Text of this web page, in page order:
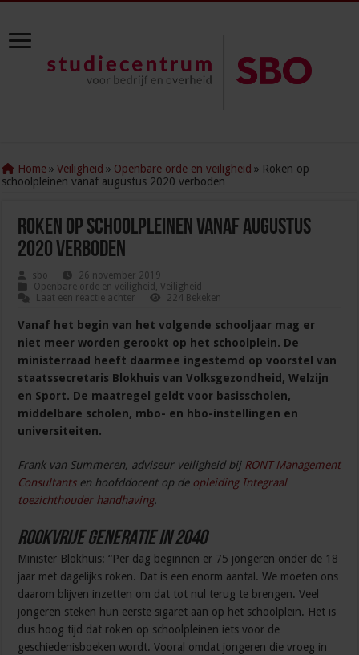
Home » Veiligheid » Openbare orde en veiligheid » Roken op
schoolpleinen vanaf augustus 2020 verboden
Roken op schoolpleinen vanaf augustus
2020 verboden
sbo
26 november 2019
Openbare orde en veiligheid ,Veiligheid
Laat een reactie achter
224 Bekeken
Vanaf het begin van het volgende schooljaar mag er
niet meer worden gerookt op het schoolplein. De
ministerraad heeft daarmee ingestemd op voorstel van
staatssecretaris Blokhuis van Volksgezondheid, Welzijn
en Sport. De maatregel geldt voor basisscholen,
middelbare scholen, mbo- en hbo-instellingen en
universiteiten.
Frank van Summeren, adviseur veiligheid bij RONT Management
Consultantsen hoofddocent op de opleiding Integraal
toezichthouder handhaving.
Rookvrije generatie in 2040
Minister Blokhuis: “Per dag beginnen er 75 jongeren onder de 18
jaar met dagelijks roken. Dat is een enorm aantal. We moeten ons
daarom blijven inzetten om dat tot nul terug te brengen. Veel
jongeren steken hun eerste sigaret aan op het schoolplein. Het is
dus hoog tijd dat roken op schoolpleinen iets voor de
geschiedenisboeken wordt. Vooral omdat jongeren die vroeg in